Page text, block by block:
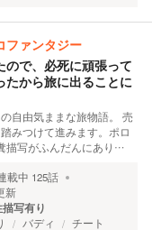
ファンタジー
で、必死に頑張って
たから旅に出ることに
自由気ままな旅物語。 売
みつけて進みます。ポロ
描写がふんだんにあり…
載中 125話
新
写有り
バディ チート